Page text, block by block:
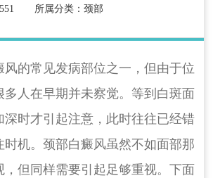
551 所属分类：颈部
风的常见发病部位之一，但由于位
多人在早期并未察觉。等到白斑面
深时才引起注意，此时往往已经错
时机。颈部白癜风虽然不如面部那
，但同样需要引起足够重视。下面